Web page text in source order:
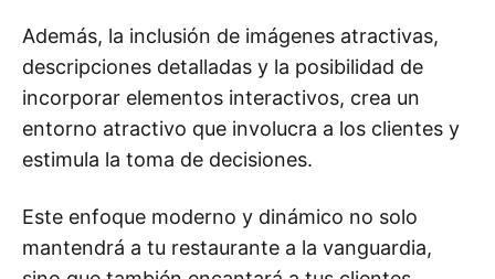
Además, la inclusión de imágenes atractivas,
descripciones detalladas y la posibilidad de
incorporar elementos interactivos, crea un
entorno atractivo que involucra a los clientes y
estimula la toma de decisiones.
Este enfoque moderno y dinámico no solo
mantendrá a tu restaurante a la vanguardia,